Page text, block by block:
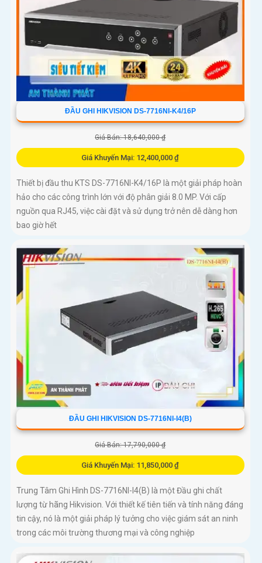
ĐẦU GHI HIKVISION DS-7716NI-K4/16P
Giá Bán: 18,640,000 ₫
Giá Khuyến Mại: 12,400,000 ₫
Thiết bị đầu thu KTS DS-7716NI-K4/16P là một giải pháp hoàn
hảo cho các công trình lớn với độ phân giải 8.0 MP. Với cấp
nguồn qua RJ45, việc cài đặt và sử dụng trở nên dễ dàng hơn
bao giờ hết
ĐẦU GHI HIKVISION DS-7716NI-I4(B)
Giá Bán: 17,790,000 ₫
Giá Khuyến Mại: 11,850,000 ₫
Trung Tâm Ghi Hình DS-7716NI-I4(B) là một Đầu ghi chất
lượng từ hãng Hikvision. Với thiết kế tiên tiến và tính năng đáng
tin cậy, nó là một giải pháp lý tưởng cho việc giám sát an ninh
trong các môi trường thương mại và công nghiệp